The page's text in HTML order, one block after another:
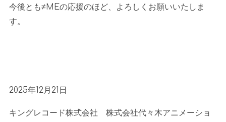
今後とも≠MEの応援のほど、よろしくお願いいたしま
す。
2025年12月 21 日
キングレコード株式会社 株式会社代々木アニメーショ